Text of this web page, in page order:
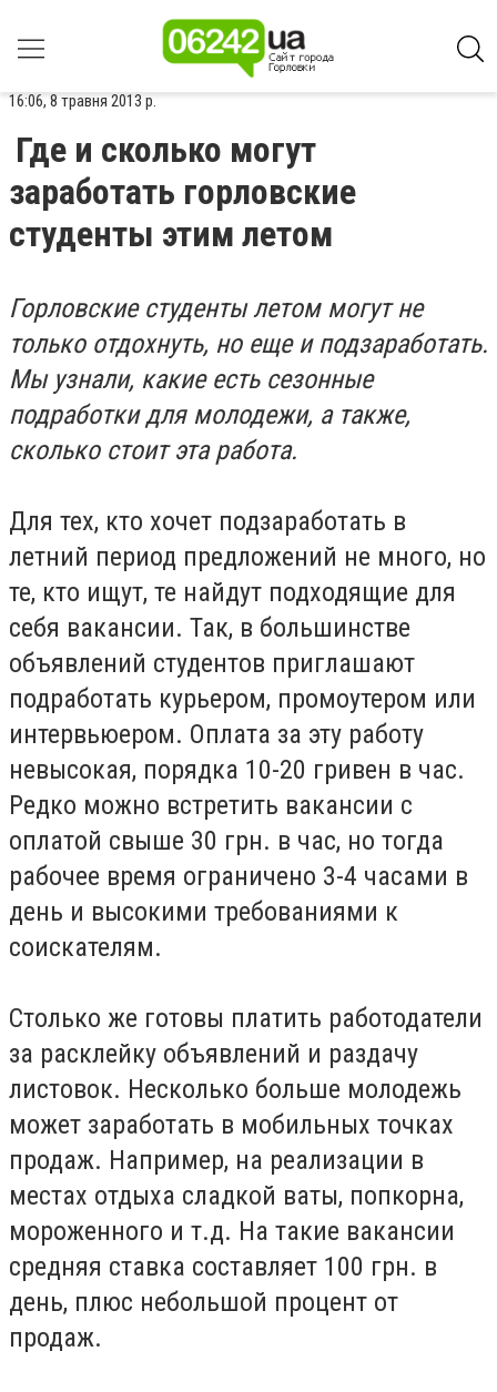
16:06, 8 травня 2013 р.
Где и сколько могут
заработать горловские
студенты этим летом
Горловские студенты летом могут не
только отдохнуть, но еще и подзаработать.
Мы узнали, какие есть сезонные
подработки для молодежи, а также,
сколько стоит эта работа.
Для тех, кто хочет подзаработать в
летний период предложений не много, но
те, кто ищут, те найдут подходящие для
себя вакансии. Так, в большинстве
объявлений студентов приглашают
подработать курьером, промоутером или
интервьюером. Оплата за эту работу
невысокая, порядка 10-20 гривен в час.
Редко можно встретить вакансии с
оплатой свыше 30 грн. в час, но тогда
рабочее время ограничено 3-4 часами в
день и высокими требованиями к
соискателям.
Столько же готовы платить работодатели
за расклейку объявлений и раздачу
листовок. Несколько больше молодежь
может заработать в мобильных точках
продаж. Например, на реализации в
местах отдыха сладкой ваты, попкорна,
мороженного и т.д. На такие вакансии
средняя ставка составляет 100 грн. в
день, плюс небольшой процент от
продаж.